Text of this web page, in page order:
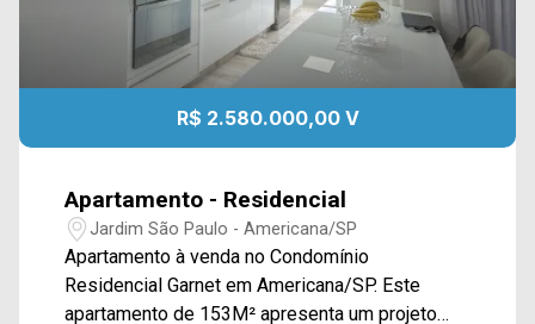
R$ 2.580.000,00 V
Apartamento - Residencial
Jardim São Paulo - Americana/SP
Apartamento à venda no Condomínio
Residencial Garnet em Americana/SP. Este
apartamento de 153M² apresenta um projeto